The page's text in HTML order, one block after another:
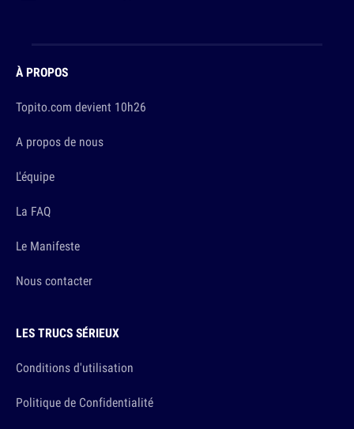
À PROPOS
Topito.com devient 10h26
A propos de nous
L'équipe
La FAQ
Le Manifeste
Nous contacter
LES TRUCS SÉRIEUX
Conditions d'utilisation
Politique de Confidentialité